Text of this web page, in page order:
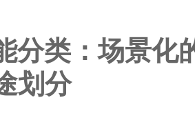
分类：场景化
划分